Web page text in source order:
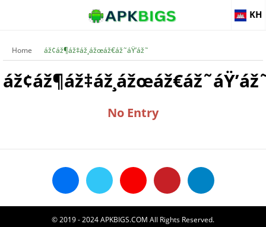
KH
Home áž¢áž¶áž‡áž¸ážœáž€áž˜áŸ’áž˜
No Entry
© 2019 - 2024 APKBIGS.COM All Rights Reserved.